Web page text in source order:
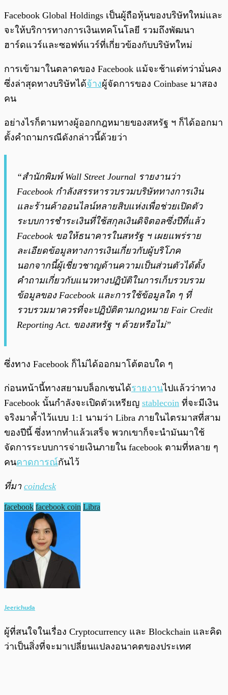
Facebook Global Holdings เป็นผู้ถือหุ้นของบริษัทใหม่และ
จะให้บริการทางการเงินเทคโนโลยี รวมถึงพัฒนา
ฮาร์ดแวร์และซอฟท์แวร์ที่เกี่ยวข้องกับบริษัทใหม่
การเข้ามาในตลาดของ Facebook แม้จะช้าแต่ทว่ามั่นคง
ซึ่งล่าสุดทางบริษัทได้จ้างผู้จัดการของ Coinbase มาสอง
คน
อย่างไรก็ตามทางผู้ออกกฎหมายของสหรัฐ ฯ ก็ได้ออกมา
ตั้งคำถามกรณีดังกล่าวนี้ด้วยว่า
“สำนักพิมพ์ Wall Street Journal รายงานว่า
Facebook กำลังสรรหารวบรวมบริษัททางการเงิน
และร้านค้าออนไลน์หลายสิบแห่งเพื่อช่วยเปิดตัว
ระบบการชำระเงินที่ใช้สกุลเงินดิจิตอลซึ่งปีที่แล้ว
Facebook ขอให้ธนาคารในสหรัฐ ฯ เผยแพร่ราย
ละเอียดข้อมูลทางการเงินเกี่ยวกับผู้บริโภค
นอกจากนี้ผู้เชี่ยวชาญด้านความเป็นส่วนตัวได้ตั้ง
คำถามเกี่ยวกับแนวทางปฏิบัติในการเก็บรวบรวม
ข้อมูลของ Facebook และการใช้ข้อมูลใด ๆ ที่
รวบรวมมาควรที่จะปฏิบัติตามกฎหมาย Fair Credit
Reporting Act. ของสหรัฐ ฯ ด้วยหรือไม่”
ซึ่งทาง Facebook ก็ไม่ได้ออกมาโต้ตอบใด ๆ
ก่อนหน้านี้ทางสยามบล็อกเชนได้รายงานไปแล้วว่าทาง
Facebook นั้นกำลังจะเปิดตัวเหรียญ stablecoin ที่จะมีเงิน
จริงมาค้ำไว้แบบ 1:1 นามว่า Libra ภายในไตรมาสที่สาม
ของปีนี้ ซึ่งหากทำแล้วเสร็จ พวกเขาก็จะนำมันมาใช้
จัดการระบบการจ่ายเงินภายใน facebook ตามที่หลาย ๆ
คนคาดการณ์กันไว้
ที่มา coindesk
facebook facebook coin Libra
Jeerichuda
ผู้ที่สนใจในเรื่อง Cryptocurrency และ Blockchain และคิด
ว่าเป็นสิ่งที่จะมาเปลี่ยนแปลงอนาคตของประเทศ